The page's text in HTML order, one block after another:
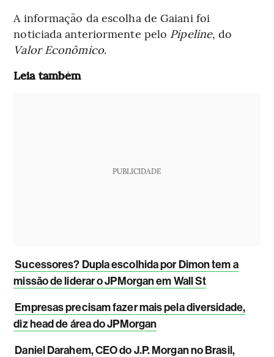
A informação da escolha de Gaiani foi
noticiada anteriormente pelo Pipeline, do
Valor Econômico.
Leia também
PUBLICIDADE
Sucessores? Dupla escolhida por Dimon tem a
missão de liderar o JPMorgan em Wall St
Empresas precisam fazer mais pela diversidade,
diz head de área do JPMorgan
Daniel Darahem, CEO do J.P. Morgan no Brasil,